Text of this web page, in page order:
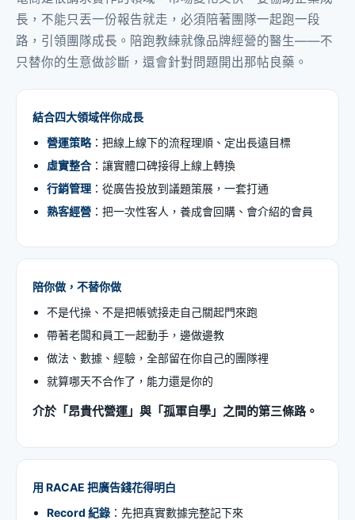
長，不能只丟一份報告就走，必須陪著團隊一起跑一段
路，引領團隊成長。陪跑教練就像品牌經營的醫生——不
只替你的生意做診斷，還會針對問題開出那帖良藥。
結合四大領域伴你成長
營運策略：把線上線下的流程理順、定出長遠目標
虛實整合 ：讓實體口碑接得上線上轉換
行銷管理 ：從廣告投放到議題策展，一套打通
熟客經營 ：把一次性客人，養成會回購、會介紹的會員
陪你做，不替你做
不是代操、不是把帳號接走自己關起門來跑
帶著老闆和員工一起動手，邊做邊教
做法、數據、經驗，全部留在你自己的團隊裡
就算哪天不合作了，能力還是你的
介於「昂貴代營運」與「孤軍自學」之間的第三條路。
用 RACAE 把廣告錢花得明白
Record 紀錄 ：先把真實數據完整記下來